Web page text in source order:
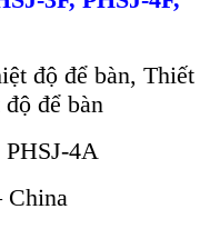
độ để bàn, Thiết
để bàn
PHSJ-4A
China